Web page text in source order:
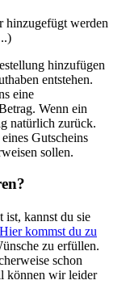
hinzugefügt werden
hinzufügen
entstehen.
eine
Wenn ein
natürlich zurück.
Gutscheins
sollen.
ist, kannst du sie
Hier kommst du zu
zu erfüllen.
schon
können wir leider